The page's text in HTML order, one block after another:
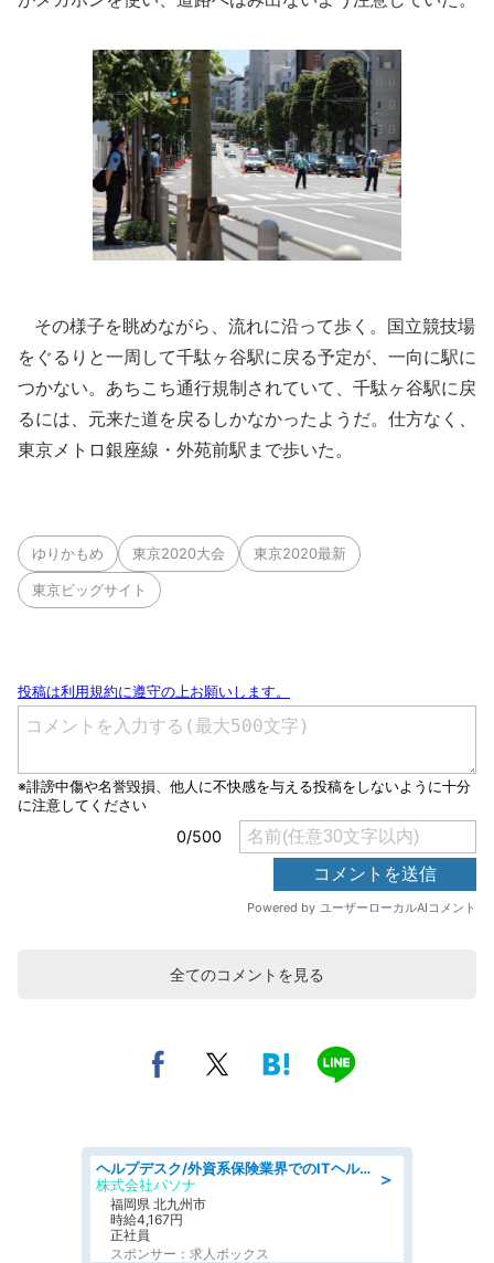
その様子を眺めながら、流れに沿って歩く。国立競技場
をぐるりと一周して千駄ヶ谷駅に戻る予定が、一向に駅に
つかない。あちこち通行規制されていて、千駄ヶ谷駅に戻
るには、元来た道を戻るしかなかったようだ。仕方なく、
東京メトロ銀座線・外苑前駅まで歩いた。
ゆりかもめ 東京2020大会 東京2020最新
東京ビッグサイト
全てのコメントを見る
＞
ヘルプデスク/外資系保険業界でのITヘルプデスク業務/駅近/即日勤務可/ヘルプデスク
株式会社パソナ
福岡県 北九州市
時給4,167円
正社員
スポンサー：求人ボックス